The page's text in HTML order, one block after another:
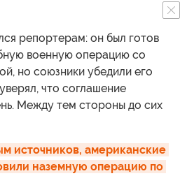
репортерам: он был готов
военную операцию со
но союзники убедили его
что соглашение
Между тем стороны до сих
источников, американские
наземную операцию по